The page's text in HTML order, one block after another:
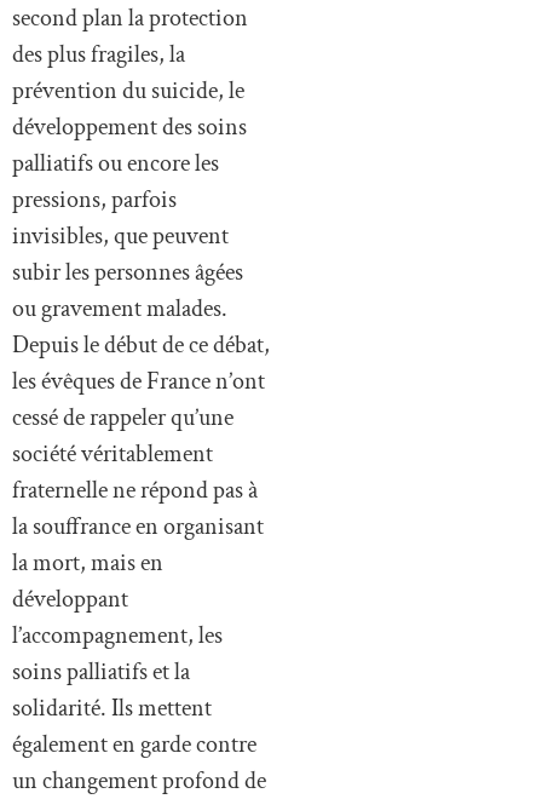
second plan la protection
des plus fragiles, la
prévention du suicide, le
développement des soins
palliatifs ou encore les
pressions, parfois
invisibles, que peuvent
subir les personnes âgées
ou gravement malades.
Depuis le début de ce débat,
les évêques de France n’ont
cessé de rappeler qu’une
société véritablement
fraternelle ne répond pas à
la souffrance en organisant
la mort, mais en
développant
l’accompagnement, les
soins palliatifs et la
solidarité. Ils mettent
également en garde contre
un changement profond de